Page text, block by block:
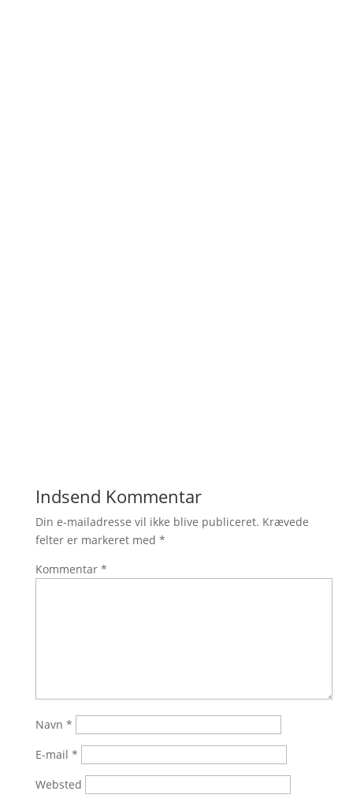
Indsend Kommentar
Din e-mailadresse vil ikke blive publiceret. Krævede
felter er markeret med *
Kommentar *
Navn *
E-mail *
Websted